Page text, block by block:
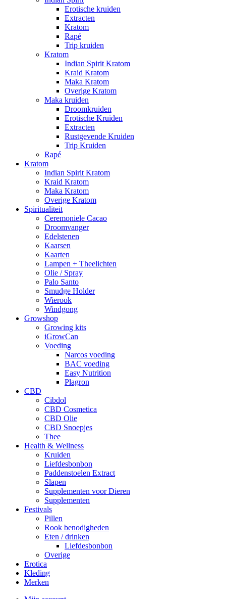
Erotische kruiden
Extracten
Kratom
Rapé
Trip kruiden
Kratom
Indian Spirit Kratom
Kraid Kratom
Maka Kratom
Overige Kratom
Maka kruiden
Droomkruiden
Erotische Kruiden
Extracten
Rustgevende Kruiden
Trip Kruiden
Rapé
Kratom
Indian Spirit Kratom
Kraid Kratom
Maka Kratom
Overige Kratom
Spiritualiteit
Ceremoniele Cacao
Droomvanger
Edelstenen
Kaarsen
Kaarten
Lampen + Theelichten
Olie / Spray
Palo Santo
Smudge Holder
Wierook
Windgong
Growshop
Growing kits
iGrowCan
Voeding
Narcos voeding
BAC voeding
Easy Nutrition
Plagron
CBD
Cibdol
CBD Cosmetica
CBD Olie
CBD Snoepjes
Thee
Health & Wellness
Kruiden
Liefdesbonbon
Paddenstoelen Extract
Slapen
Supplementen voor Dieren
Supplementen
Festivals
Pillen
Rook benodigheden
Eten / drinken
Liefdesbonbon
Overige
Erotica
Kleding
Merken